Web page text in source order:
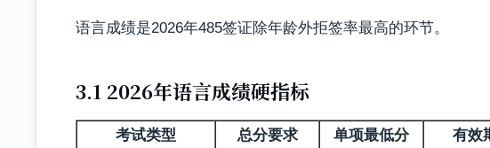
语言成绩是2026年485签证除年龄外拒签率最高的环节。
3.1 2026年语言成绩硬指标
考试类型 总分要求 单项最低分 有效